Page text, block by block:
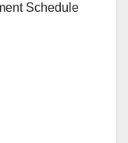
Schedule